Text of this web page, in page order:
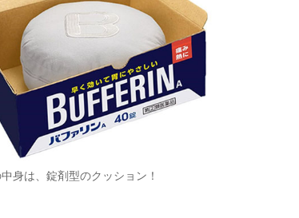
身は、錠剤型のクッション！